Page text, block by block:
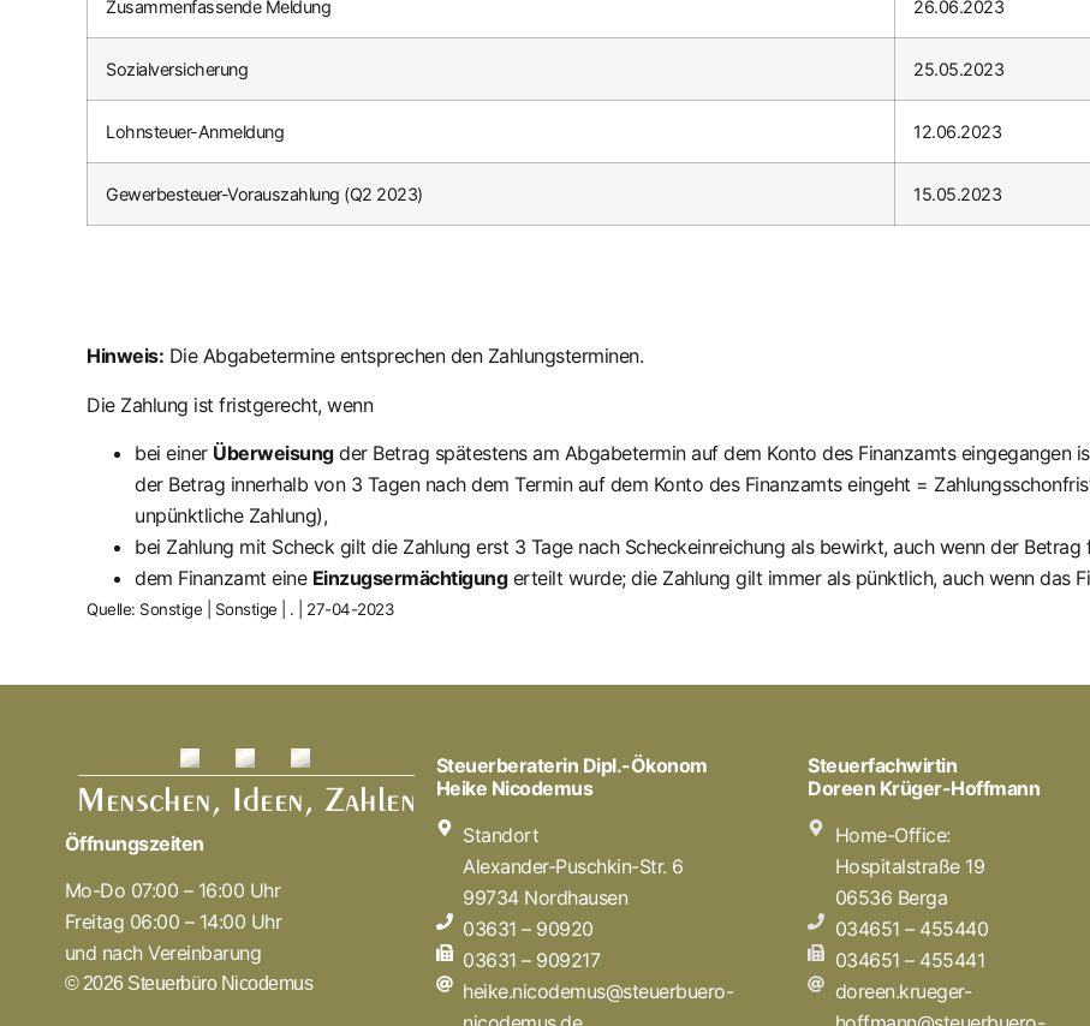
Zusammenfassende Meldung 26.06.2023
Sozialversicherung 25.05.2023
Lohnsteuer-Anmeldung 12.06.2023
Gewerbesteuer-Vorauszahlung (Q2 2023) 15.05.2023
Hinweis: Die Abgabetermine entsprechen den Zahlungsterminen.
Die Zahlung ist fristgerecht, wenn
bei einer Überweisungder Betrag spätestens am Abgabetermin auf dem Konto des Finanzamts eingegangen
der Betrag innerhalb von 3 Tagen nach dem Termin auf dem Konto des Finanzamts eingeht =
unpünktliche Zahlung),
bei Zahlung mit Scheck gilt die Zahlung erst 3 Tage nach Scheckeinreichung als bewirkt, auch wenn der
dem Finanzamt eine Einzugsermächtigungerteilt wurde; die Zahlung gilt immer als pünktlich, auch wenn das
Quelle: Sonstige | Sonstige | . | 27-04-2023
Öffnungszeiten
Mo-Do 07:00 – 16:00 Uhr
Freitag 06:00 – 14:00 Uhr
und nach Vereinbarung
© 2026 Steuerbüro Nicodemus
Steuerberaterin Dipl.-Ökonom
Heike Nicodemus
Standort
Alexander-Puschkin-Str. 6
99734 Nordhausen
03631 – 90920
03631 – 909217
heike.nicodemus@steuerbuero-
Steuerfachwirtin
Doreen Krüger-Hoffmann
Home-Office:
Hospitalstraße 19
06536 Berga
034651 – 455440
034651 – 455441
doreen.krueger-